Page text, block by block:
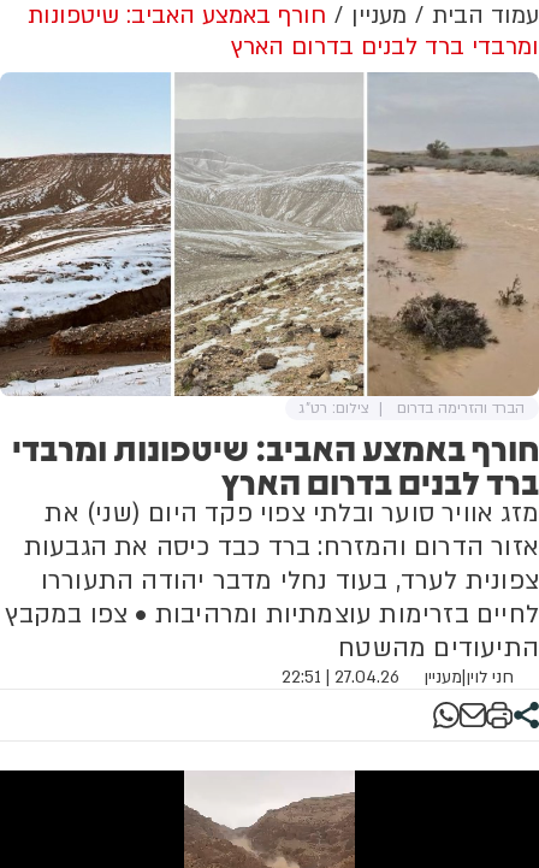
עמוד הבית מעניין
חורף באמצע האביב: שיטפונות
ומרבדי ברד לבנים בדרום הארץ
חורף באמצע האביב: שיטפונות ומרבדי
ברד לבנים בדרום הארץ
מזג אוויר סוער ובלתי צפוי פקד היום (שני) את
אזור הדרום והמזרח: ברד כבד כיסה את הגבעות
צפונית לערד, בעוד נחלי מדבר יהודה התעוררו
לחיים בזרימות עוצמתיות ומרהיבות • צפו במקבץ
התיעודים מהשטח
חני לוין|מעניין 27.04.26 | 22:51
הברד והזרימה בדרום צילום: רט"ג